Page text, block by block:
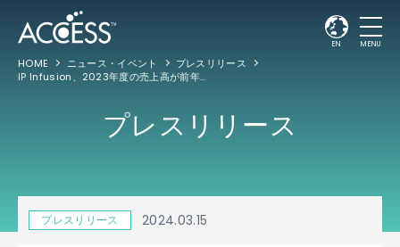
EN MENU
HOME ニュース・イベント
プレスリリース
IP Infusion、2023年度の売上高が前年比61%増、収益は過去最高を達成
プレスリリース
プレスリリース 2024.03.15